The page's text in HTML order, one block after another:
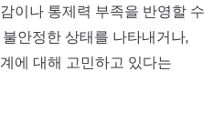
이나 통제력 부족을 반영할 수
안정한 상태를 나타내거나,
에 대해 고민하고 있다는